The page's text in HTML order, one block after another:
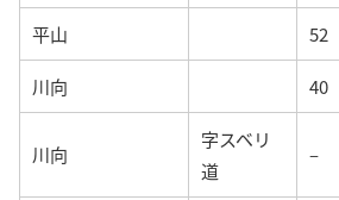
平山 52
川向 40
川向
字スベリ
道
–